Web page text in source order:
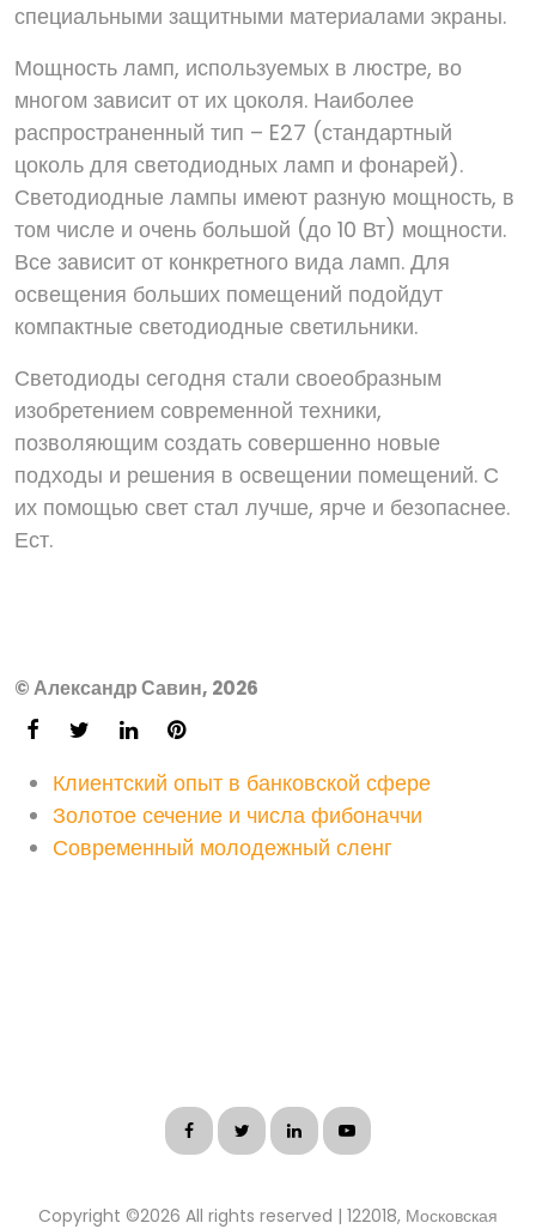
специальными защитными материалами экраны.
Мощность ламп, используемых в люстре, во
многом зависит от их цоколя. Наиболее
распространенный тип – E27 (стандартный
цоколь для светодиодных ламп и фонарей).
Светодиодные лампы имеют разную мощность, в
том числе и очень большой (до 10 Вт) мощности.
Все зависит от конкретного вида ламп. Для
освещения больших помещений подойдут
компактные светодиодные светильники.
Светодиоды сегодня стали своеобразным
изобретением современной техники,
позволяющим создать совершенно новые
подходы и решения в освещении помещений. С
их помощью свет стал лучше, ярче и безопаснее.
Ест.
© Александр Савин, 2026
Клиентский опыт в банковской сфере
Золотое сечение и числа фибоначчи
Современный молодежный сленг
Copyright ©2026 All rights reserved | 122018, Московская